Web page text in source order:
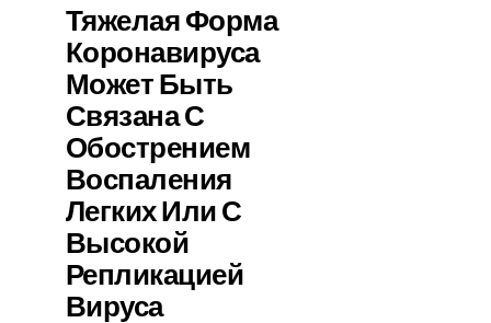
Тяжелая Форма
Коронавируса
Может Быть
Связана С
Обострением
Воспаления
Легких Или С
Высокой
Репликацией
Вируса